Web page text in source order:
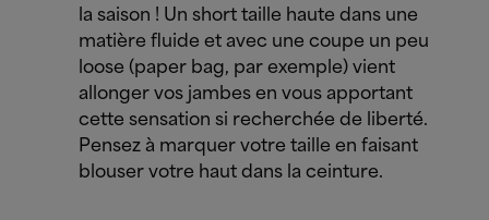
la saison ! Un short taille haute dans une
matière fluide et avec une coupe un peu
loose (paper bag, par exemple) vient
allonger vos jambes en vous apportant
cette sensation si recherchée de liberté.
Pensez à marquer votre taille en faisant
blouser votre haut dans la ceinture.